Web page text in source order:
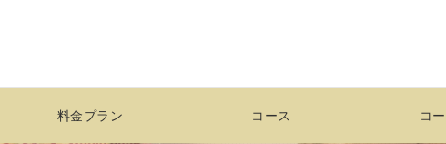
料金プラン コース コ